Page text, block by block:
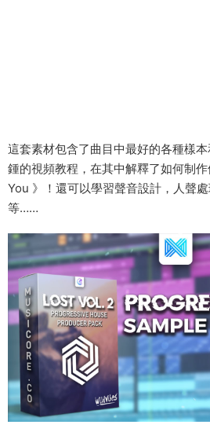
這套素材包含了曲目中最好的各種樣
鍾的視頻教程，在其中解釋了如何制
You 》！還可以學習聲音設計，人聲
等……